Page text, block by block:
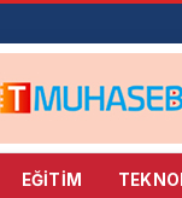
EĞİTİM